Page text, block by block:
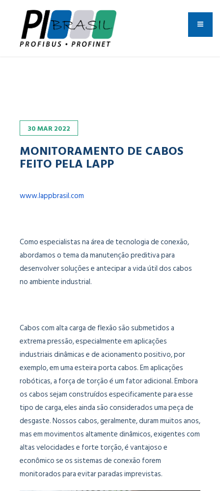
30MAR2022
MONITORAMENTO DE CABOS
FEITO PELA LAPP
www.lappbrasil.com
Como especialistas na área de tecnologia de conexão,
abordamos o tema da manutenção preditiva para
desenvolver soluções e antecipar a vida útil dos cabos
no ambiente industrial.
Cabos com alta carga de flexão são submetidos a
extrema pressão, especialmente em aplicações
industriais dinâmicas e de acionamento positivo, por
exemplo, em uma esteira porta cabos. Em aplicações
robóticas, a força de torção é um fator adicional. Embora
os cabos sejam construídos especificamente para esse
tipo de carga, eles ainda são considerados uma peça de
desgaste. Nossos cabos, geralmente, duram muitos anos,
mas em movimentos altamente dinâmicos, exigentes com
altas velocidades e forte torção, é vantajoso e
econômico se os sistemas de conexão forem
monitorados para evitar paradas imprevistas.